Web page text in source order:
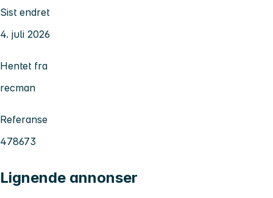
Sist endret
4. juli 2026
Hentet fra
recman
Referanse
478673
Lignende annonser